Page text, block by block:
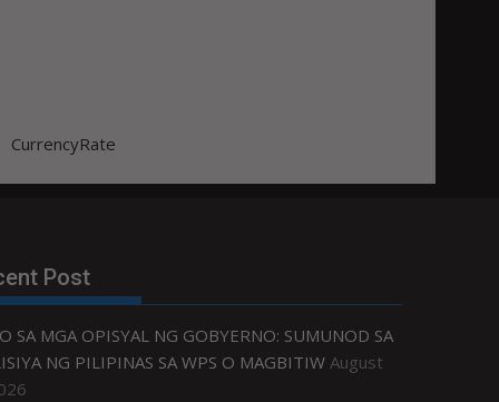
CurrencyRate
Post
SA MGA OPISYAL NG GOBYERNO: SUMUNOD SA
NG PILIPINAS SA WPS O MAGBITIW August